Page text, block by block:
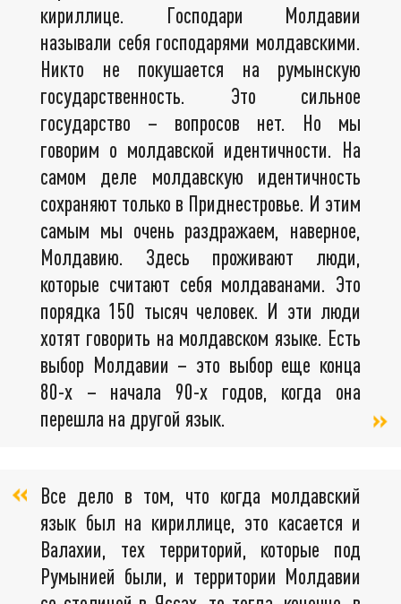
кириллице. Господари Молдавии
называли себя господарями молдавскими.
Никто не покушается на румынскую
государственность. Это сильное
государство – вопросов нет. Но мы
говорим о молдавской идентичности. На
самом деле молдавскую идентичность
сохраняют только в Приднестровье. И этим
самым мы очень раздражаем, наверное,
Молдавию. Здесь проживают люди,
которые считают себя молдаванами. Это
порядка 150 тысяч человек. И эти люди
хотят говорить на молдавском языке. Есть
выбор Молдавии – это выбор еще конца
80-х – начала 90-х годов, когда она
перешла на другой язык.
Все дело в том, что когда молдавский
язык был на кириллице, это касается и
Валахии, тех территорий, которые под
Румынией были, и территории Молдавии